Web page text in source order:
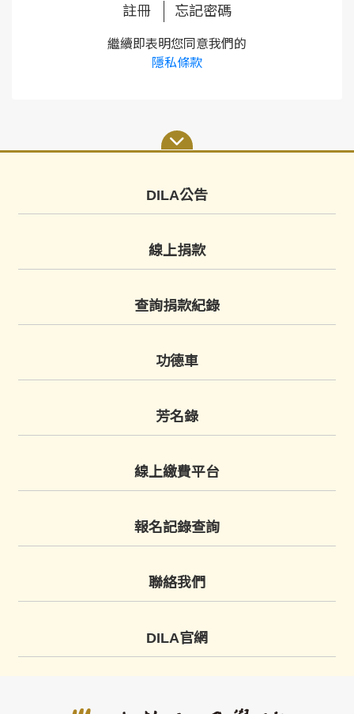
註冊 忘記密碼
繼續即表明您同意我們的
隱私條款
DILA公告
線上捐款
查詢捐款紀錄
功德車
芳名錄
線上繳費平台
報名記錄查詢
聯絡我們
DILA官網